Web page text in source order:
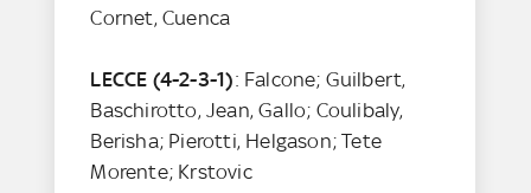
Cornet, Cuenca
LECCE (4-2-3-1): Falcone; Guilbert,
Baschirotto, Jean, Gallo; Coulibaly,
Berisha; Pierotti, Helgason; Tete
Morente; Krstovic